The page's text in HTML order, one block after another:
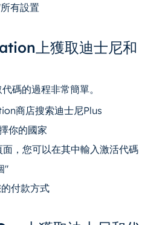
有設置
上獲取迪士尼和
碼的過程非常簡單。
商店搜索迪士尼Plus
你的國家
，您可以在其中輸入激活代碼
"
付款方式